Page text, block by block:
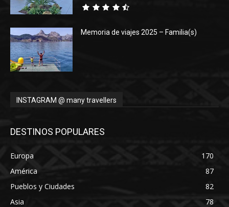
Memoria de viajes 2025 – Familia(s)
INSTAGRAM @ many travellers
DESTINOS POPULARES
Europa
170
América
87
Pueblos y Ciudades
82
Asia
78